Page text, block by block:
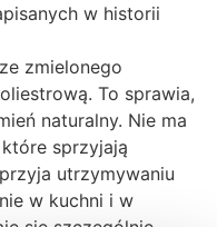
w historii
zmielonego
To sprawia,
naturalny. Nie ma
sprzyjają
utrzymywaniu
w kuchni i w